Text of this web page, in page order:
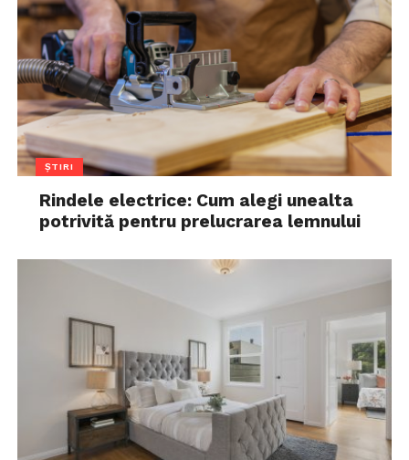
ȘTIRI
Rindele electrice: Cum alegi unealta
potrivită pentru prelucrarea lemnului